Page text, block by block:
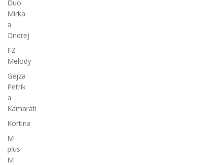
Duo
Mirka
a
Ondrej
FZ
Melody
Gejza
Petrík
a
Kamaráti
Kortina
M
plus
M